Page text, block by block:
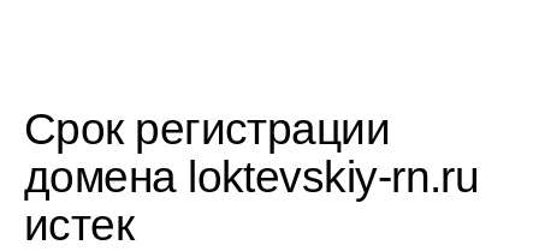
Срок регистрации
домена loktevskiy-rn.ru
истек